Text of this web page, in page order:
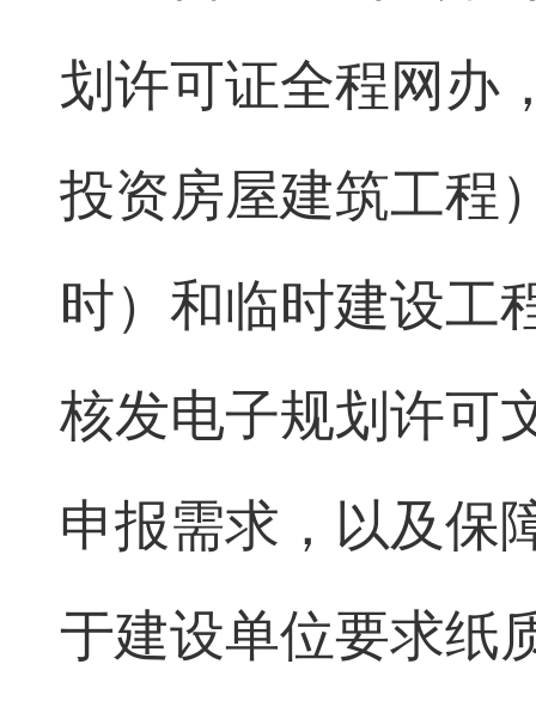
划许可证全程网办
投资房屋建筑工程
时）和临时建设工
核发电子规划许可
申报需求，以及保
于建设单位要求纸